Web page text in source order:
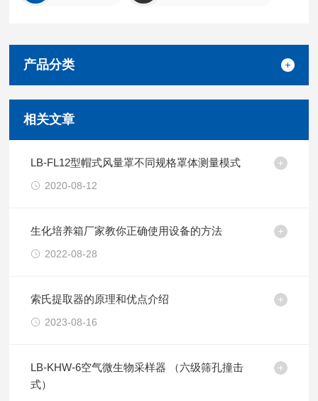
产品分类
相关文章
LB-FL12型帽式风量罩不同规格罩体测量模式
2020-08-12
生化培养箱厂家教你正确使用设备的方法
2022-08-28
索氏提取器的原理和优点介绍
2023-08-16
LB-KHW-6空气微生物采样器 （六级筛孔撞击
式）